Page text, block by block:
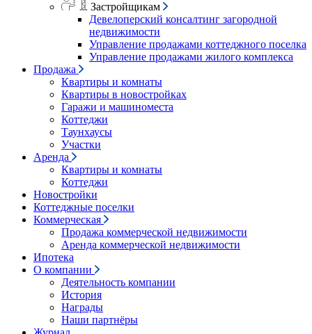
Застройщикам
Девелоперский консалтинг загородной
недвижимости
Управление продажами коттеджного поселка
Управление продажами жилого комплекса
Продажа
Квартиры и комнаты
Квартиры в новостройках
Гаражи и машиноместа
Коттеджи
Таунхаусы
Участки
Аренда
Квартиры и комнаты
Коттеджи
Новостройки
Коттеджные поселки
Коммерческая
Продажа коммерческой недвижимости
Аренда коммерческой недвижимости
Ипотека
О компании
Деятельность компании
История
Награды
Наши партнёры